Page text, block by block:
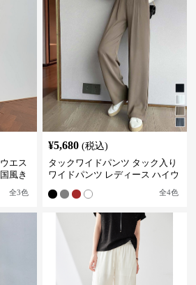
エス
風き
全3色
¥5,680 (税込)
タックワイドパンツ タック入り
ワイドパンツ レディース ハイウ
全4色